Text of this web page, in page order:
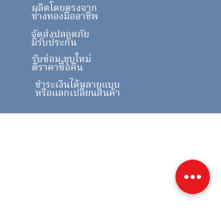
ผลิตโดยตรงจาก
ช่างทองมืออาชีพ
จัดส่งปลอดภัย
มีรับประกัน
รับซ่อม ชุบใหม่
ตีราคาซื้อคืน
ชำระเงินได้หลายแบบ
หรือแลกเปลี่ยนสินค้า